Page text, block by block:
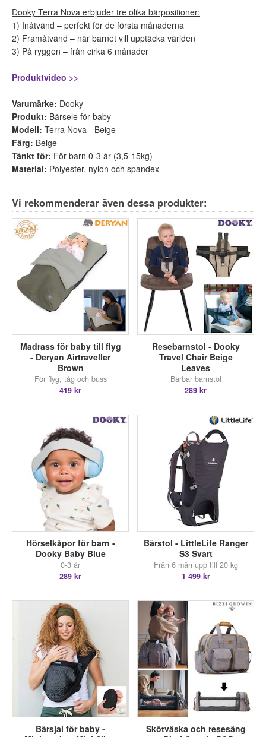
Dooky Terra Nova erbjuder tre olika bärpositioner:
1) Inåtvänd – perfekt för de första månaderna
2) Framåtvänd – när barnet vill upptäcka världen
3) På ryggen – från cirka 6 månader
Produktvideo >>
Varumärke: Dooky
Produkt: Bärsele för baby
Modell: Terra Nova - Beige
Färg: Beige
Tänkt för: För barn 0-3 år (3,5-15kg)
Material: Polyester, nylon och spandex
Vi rekommenderar även dessa produkter:
Madrass för baby till flyg
- Deryan Airtraveller
Brown
För flyg, tåg och buss
419 kr
Resebarnstol - Dooky
Travel Chair Beige
Leaves
Bärbar barnstol
289 kr
Hörselkåpor för barn -
Dooky Baby Blue
0-3 år
289 kr
Bärstol - LittleLife Ranger
S3 Svart
Från 6 mån upp till 20 kg
1 499 kr
Bärsjal för baby -
Skötväska och resesäng